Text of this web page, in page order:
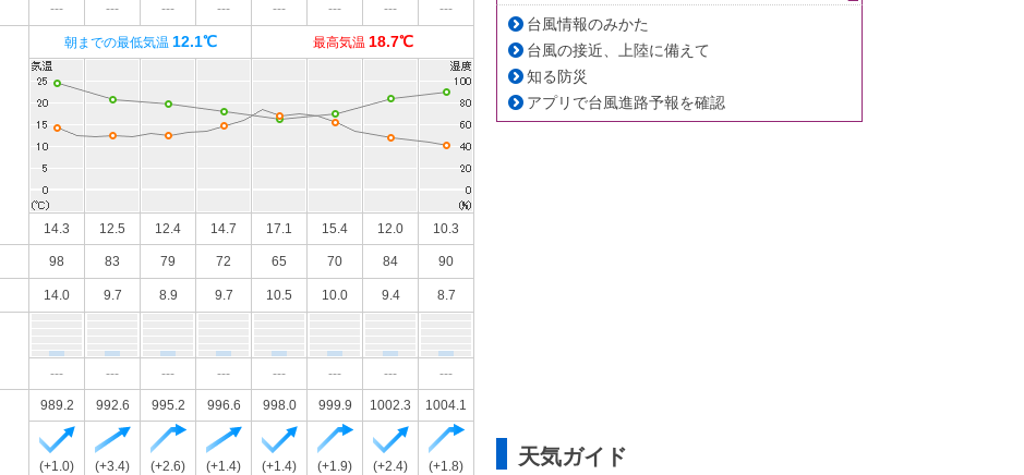
--- --- --- --- --- --- --- ---
朝までの最低気温 12.1℃ 最高気温 18.7℃
14.3 12.5 12.4 14.7 17.1 15.4 12.0 10.3
98 83 79 72 65 70 84 90
14.0 9.7 8.9 9.7 10.5 10.0 9.4 8.7
--- --- --- --- --- --- --- ---
989.2 992.6 995.2 996.6 998.0 999.9 1002.3 1004.1
(+1.0) (+3.4) (+2.6) (+1.4) (+1.4) (+1.9) (+2.4) (+1.8)
台風情報のみかた
台風の接近、上陸に備えて
知る防災
アプリで台風進路予報を確認
天気ガイド